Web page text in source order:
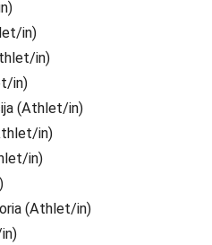
in)
in)
in)
(Athlet/in)
in)
in)
(Athlet/in)